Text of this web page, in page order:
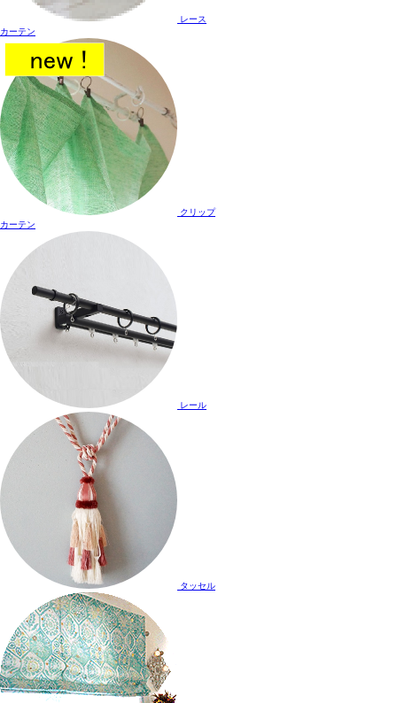
レース
カーテン
クリップ
カーテン
レール
タッセル